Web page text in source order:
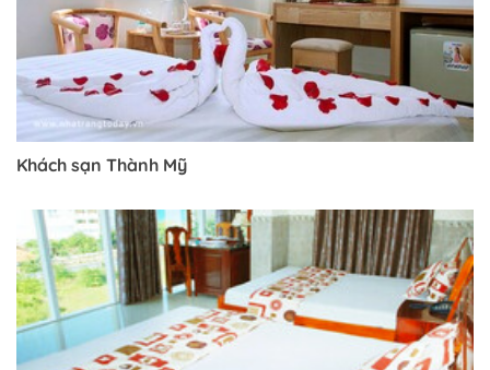
Trở về trang trước đó
Khách sạn Thành Mỹ